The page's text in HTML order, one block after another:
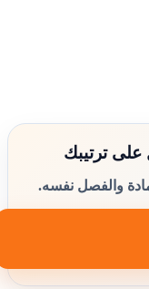
ترتيبك
والفصل نفسه.